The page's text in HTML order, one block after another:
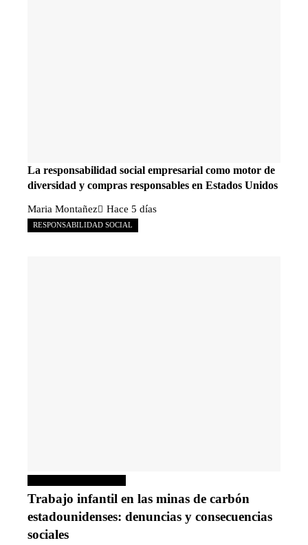
La responsabilidad social empresarial como motor de
diversidad y compras responsables en Estados Unidos
Maria Montañez Hace 5 días
RESPONSABILIDAD SOCIAL
Trabajo infantil en las minas de carbón
estadounidenses: denuncias y consecuencias
sociales